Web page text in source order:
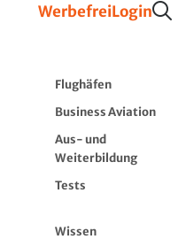
WerbefreiLogin
Flughäfen
Business Aviation
Aus- und
Weiterbildung
Tests
Wissen